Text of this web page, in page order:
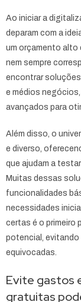
Ao iniciar a
deparam com a
um orçamento alto
nem sempre
encontrar
e médios
avançados para
Além disso, o
e diverso,
que ajudam a
Muitas dessas
funcionalidades
necessidades
certas é o primeiro
potencial,
equivocadas.
Evite gastos
gratuitas